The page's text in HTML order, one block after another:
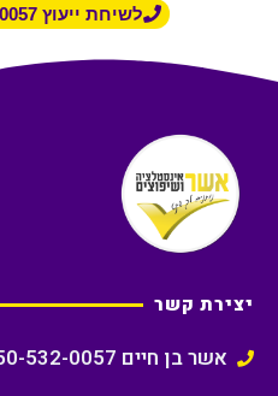
לשיחת ייעוץ 050-5320057
יצירת קשר
אשר בן חיים 050-532-0057